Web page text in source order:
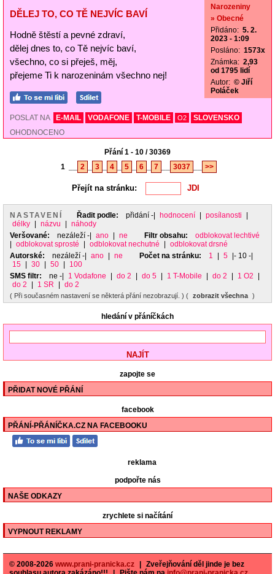
DĚLEJ TO, CO TĚ NEJVÍC BAVÍ
Hodně štěstí a pevné zdraví,
dělej dnes to, co Tě nejvíc baví,
všechno, co si přeješ, měj,
přejeme Ti k narozeninám všechno nej!
Narozeniny
» Obecné
Přidáno: 5. 2.
2023 - 1:09
Posláno: 1573x
Známka: 2,93
od 1795 lidí
Autor: © Jiří
Poláček
POSLAT NA E-MAIL VODAFONE T-MOBILE O2
SLOVENSKO
OHODNOCENO
Přání 1 - 10 / 30369
1
2 3 4 5 6 7 3037 >>
Přejít na stránku:
NASTAVENÍ Řadit podle: přidání -| hodnocení posílanosti
délky
názvu
náhody
Veršované:
nezáleží -| ano ne Filtr obsahu:
odblokovat lechtivé
odblokovat sprosté odblokovat nechutné
odblokovat drsné
Autorské:
nezáleží -| ano ne Počet na stránku: 1 5
|- 10 -|
15
30 50
100
SMS filtr:
ne -| 1 Vodafone do 2 do 5 1 T-Mobile do 2 1 O2
do 2
1 SR do 2
( Při současném nastavení se některá přání nezobrazují. ) ( zobrazit všechna )
hledání v přáníčkách
zapojte se
PŘIDAT NOVÉ PŘÁNÍ
facebook
PŘÁNÍ-PŘÁNÍČKA.CZ NA FACEBOOKU
reklama
podpořte nás
NAŠE ODKAZY
zrychlete si načítání
VYPNOUT REKLAMY
© 2008-2026 www.prani-pranicka.cz
Zveřejňování děl jinde je bez